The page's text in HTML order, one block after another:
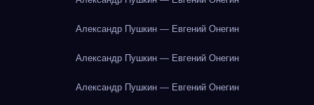
Александр Пушкин — Евгений Онегин
Александр Пушкин — Евгений Онегин
Александр Пушкин — Евгений Онегин